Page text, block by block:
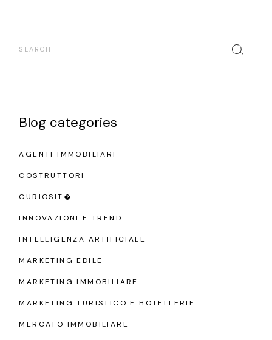
Blog categories
AGENTI IMMOBILIARI
COSTRUTTORI
CURIOSIT�
INNOVAZIONI E TREND
INTELLIGENZA ARTIFICIALE
MARKETING EDILE
MARKETING IMMOBILIARE
MARKETING TURISTICO E HOTELLERIE
MERCATO IMMOBILIARE